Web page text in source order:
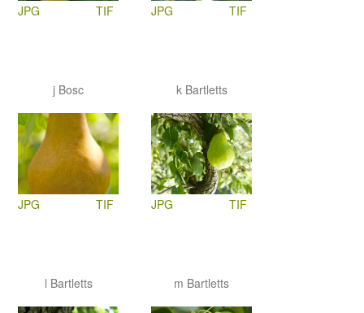
JPG TIF JPG TIF
j Bosc
JPG TIF
k Bartletts
JPG TIF
l Bartletts m Bartletts